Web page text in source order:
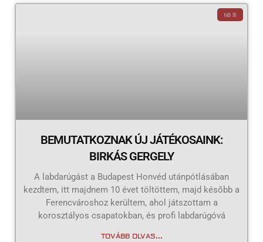
NB III
BEMUTATKOZNAK ÚJ JÁTÉKOSAINK:
BIRKÁS GERGELY
A labdarúgást a Budapest Honvéd utánpótlásában
kezdtem, itt majdnem 10 évet töltöttem, majd később a
Ferencvároshoz kerültem, ahol játszottam a
korosztályos csapatokban, és profi labdarúgóvá
TOVÁBB OLVAS...